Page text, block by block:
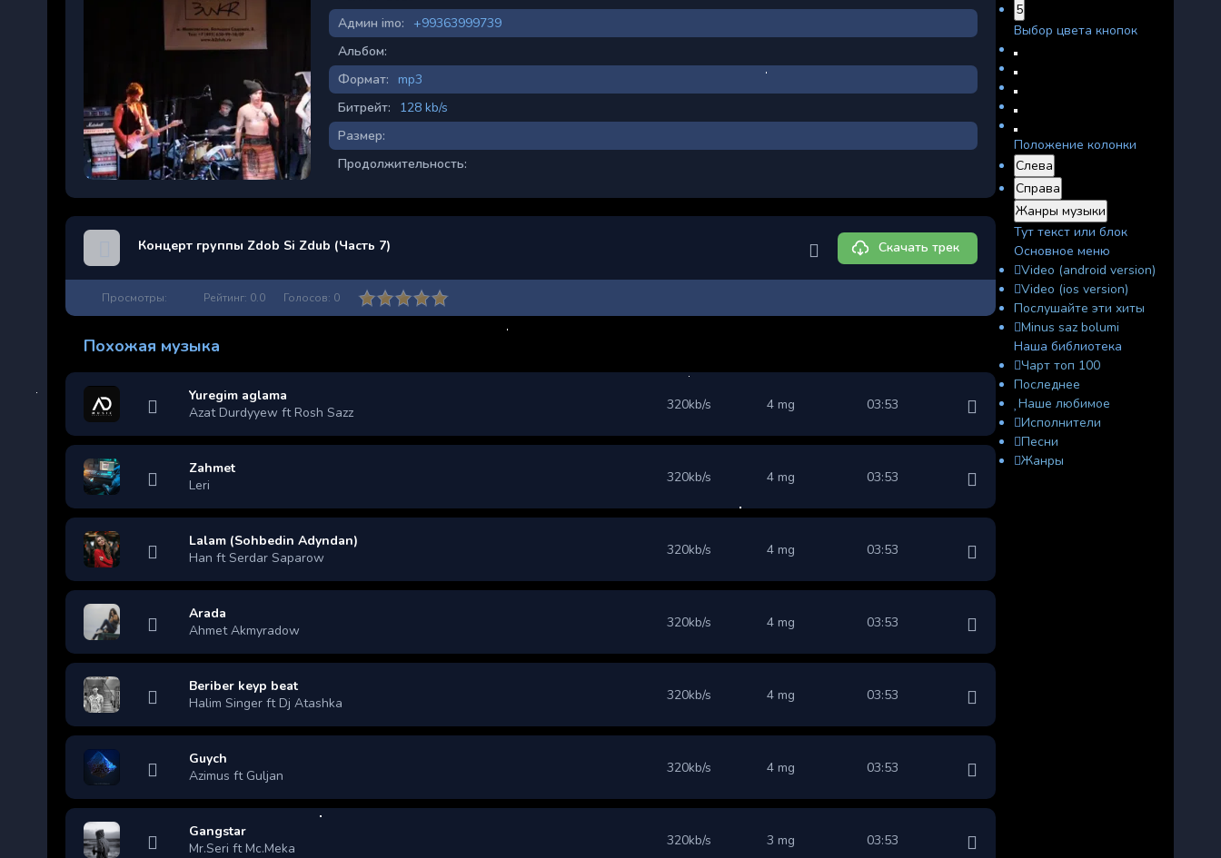
Админ imo:
+99363999739
Альбом:
Формат:
mp3
Битрейт:
128 kb/s
Размер:
Продолжительность:
Концерт группы Zdob Si Zdub (Часть 7) Скачать трек
Просмотры: Рейтинг: 0.0 Голосов: 0
Похожая музыка
Yuregim aglama
Azat Durdyyew ft Rosh Sazz
320kb/s 4 mg 03:53
Zahmet
Leri
320kb/s 4 mg 03:53
Lalam (Sohbedin Adyndan)
Han ft Serdar Saparow
320kb/s 4 mg 03:53
Arada
Ahmet Akmyradow
320kb/s 4 mg 03:53
Beriber keyp beat
Halim Singer ft Dj Atashka
320kb/s 4 mg 03:53
Guych
Azimus ft Guljan
320kb/s 4 mg 03:53
Gangstar
Mr.Seri ft Mc.Meka
320kb/s 3 mg 03:53
5
Выбор цвета кнопок
Положение колонки
Слева
Справа
Жанры музыки
Тут текст или блок
Основное меню
Video (android version)
Video (ios version)
Послушайте эти хиты
Minus saz bolumi
Наша библиотека
Чарт топ 100
Последнее
Наше любимое
Исполнители
Песни
Жанры